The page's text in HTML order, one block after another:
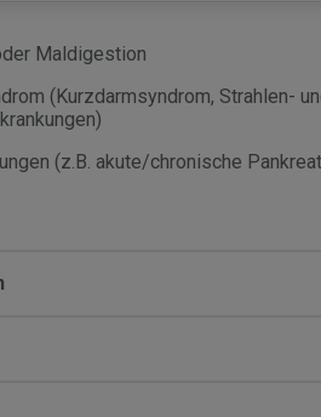
Maldigestion
(Kurzdarmsyndrom, Strahlen-
(z.B. akute/chronische